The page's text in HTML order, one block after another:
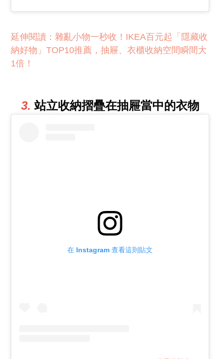
雜亂小物一秒收！IKEA百元起「隱藏收
納好物」TOP10推薦，抽屜、衣櫃收納空間瞬間大
1倍！
3.站立收納摺疊在抽屜當中的衣物
在 Instagram 查看這則貼文